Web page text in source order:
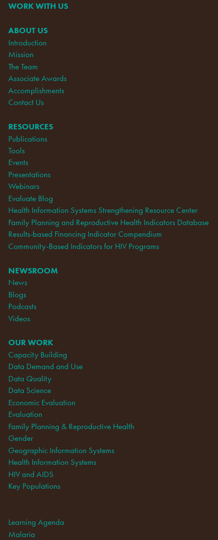
WORK WITH US
ABOUT US
Introduction
Mission
The Team
Associate Awards
Accomplishments
Contact Us
RESOURCES
Publications
Tools
Events
Presentations
Webinars
Evaluate Blog
Health Information Systems Strengthening Resource Center
Family Planning and Reproductive Health Indicators Database
Results-based Financing Indicator Compendium
Community-Based Indicators for HIV Programs
NEWSROOM
News
Blogs
Podcasts
Videos
OUR WORK
Capacity Building
Data Demand and Use
Data Quality
Data Science
Economic Evaluation
Evaluation
Family Planning & Reproductive Health
Gender
Geographic Information Systems
Health Information Systems
HIV and AIDS
Key Populations
Learning Agenda
Malaria